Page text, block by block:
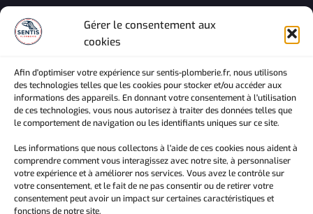
Gérer le consentement aux
cookies
Afin d'optimiser votre expérience sur sentis-plomberie.fr, nous utilisons
des technologies telles que les cookies pour stocker et/ou accéder aux
informations des appareils. En donnant votre consentement à l'utilisation
de ces technologies, vous nous autorisez à traiter des données telles que
le comportement de navigation ou les identifiants uniques sur ce site.
Les informations que nous collectons à l'aide de ces cookies nous aident à
comprendre comment vous interagissez avec notre site, à personnaliser
votre expérience et à améliorer nos services. Vous avez le contrôle sur
votre consentement, et le fait de ne pas consentir ou de retirer votre
consentement peut avoir un impact sur certaines caractéristiques et
fonctions de notre site.
sentis-plomberie.fr
Depuis janvier 2024, nous sommes à votre service
pour vous offrir des prestations de plomberie fiables
et de qualité, adaptées tant aux particuliers qu’aux
professionnels.